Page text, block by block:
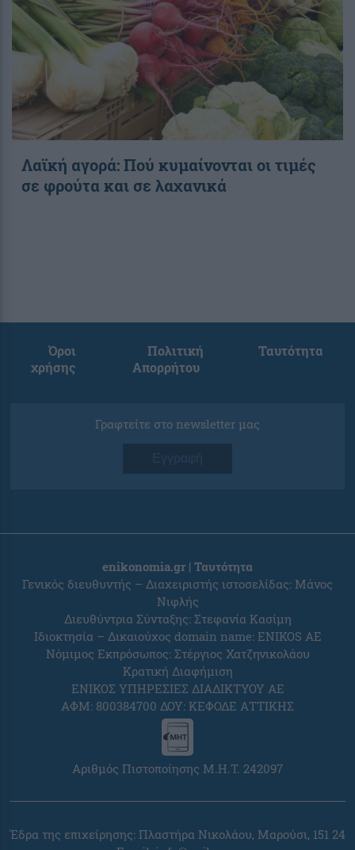
Λαϊκή αγορά: Πού κυμαίνονται οι τιμές
σε φρούτα και σε λαχανικά
Όροι
χρήσης
Πολιτική
Απορρήτου
Ταυτότητα
Γραφτείτε στο newsletter μας
Εγγραφή
enikonomia.gr | Ταυτότητα
Γενικός διευθυντής – Διαχειριστής ιστοσελίδας: Μάνος
Νιφλής
Διευθύντρια Σύνταξης: Στεφανία Κασίμη
Ιδιοκτησία – Δικαιούχος domain name: ENIKOS AE
Νόμιμος Εκπρόσωπος: Στέργιος Χατζηνικολάου
Κρατική Διαφήμιση
ΕΝΙΚΟΣ ΥΠΗΡΕΣΙΕΣ ΔΙΑΔΙΚΤΥΟΥ ΑΕ
ΑΦΜ: 800384700 ΔΟΥ: ΚΕΦΟΔΕ ΑΤΤΙΚΗΣ
Αριθμός Πιστοποίησης Μ.Η.Τ. 242097
Έδρα της επιχείρησης: Πλαστήρα Νικολάου, Μαρούσι, 151 24